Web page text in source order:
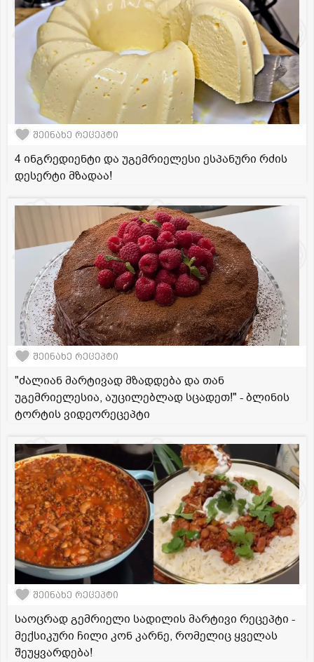
შეინახე რეცეპტი
4 ინგრედიენტი და უგემრიელესი ესპანური რძის
დესერტი მზადაა!
შეინახე რეცეპტი
"ძალიან მარტივად მზადდება და თან
უგემრიელესია, აუცილებლად სცადეთ!" - ბლინის
ტორტის ვიდეორეცეპტი
შეინახე რეცეპტი
საოცრად გემრიელი სადილის მარტივი რეცეპტი -
მექსიკური ჩილი კონ კარნე, რომელიც ყველას
შეუყვარდება!